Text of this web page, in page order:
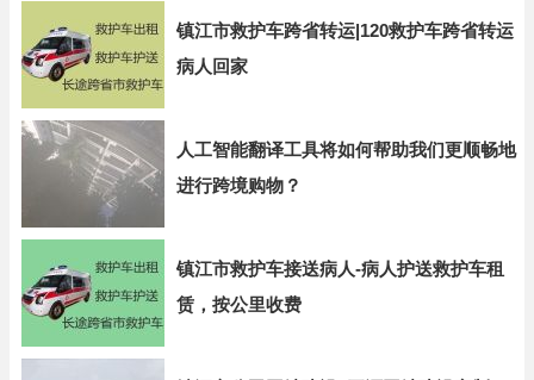
镇江市救护车跨省转运|120救护车跨省转运
病人回家
人工智能翻译工具将如何帮助我们更顺畅地
进行跨境购物？
镇江市救护车接送病人-病人护送救护车租
赁，按公里收费